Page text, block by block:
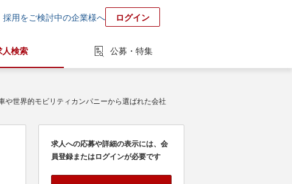
採用をご検討中の企業様へ ログイン
人検索 公募・特集
世界的モビリティカンパニーから選ばれた会社
求人への応募や詳細の表示には、会
員登録またはログインが必要です